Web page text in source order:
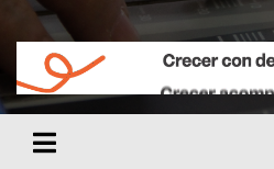
FM LIDER 104.1